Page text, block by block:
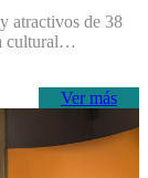
atractivos de 38
cultural…
Ver más